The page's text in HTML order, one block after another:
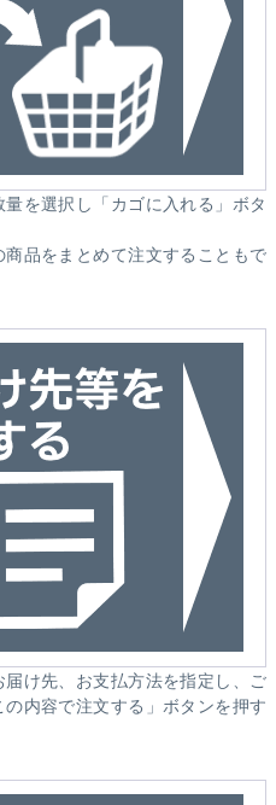
を選択し「カゴに入れる」ボタ
品をまとめて注文することもで
け先、お支払方法を指定し、ご
内容で注文する」ボタンを押す